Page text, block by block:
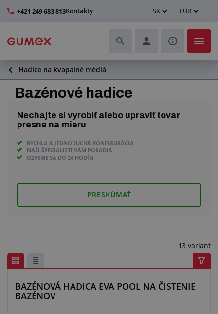
+421 249 683 813Kontakty SK EUR
Hadice a ich kompletizácia
Profily a výroba tesnení
Technické plasty
Dopravníkové pásy a montáž
Ďalšie gumové a plastové výrobky
Hadice na kvapalné médiá
Bazénové hadice
Nechajte si vyrobiť alebo upraviť tovar
presne na mieru
RÝCHLA A JEDNODUCHÁ KONFIGURÁCIA
NAŠI ŠPECIALISTI VÁM PORADIA
OZVEME SA DO 24 HODÍN
PRESKÚMAŤ
13 variant
BAZÉNOVÁ HADICA EVA POOL NA ČISTENIE
BAZÉNOV